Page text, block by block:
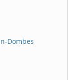
Dombes